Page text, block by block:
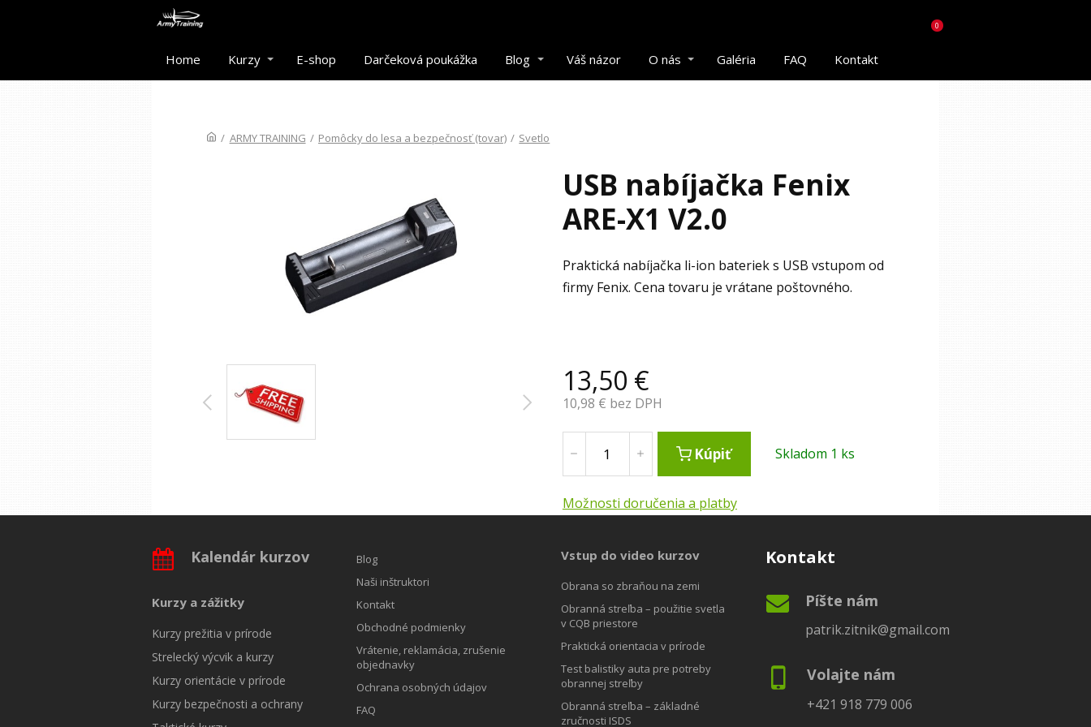
0
Home Kurzy E-shop Darčeková poukážka Blog Váš názor O nás Galéria FAQ Kontakt
/ ARMY TRAINING / Pomôcky do lesa a bezpečnosť (tovar) / Svetlo
USB nabíjačka Fenix
ARE-X1 V2.0
Praktická nabíjačka li-ion bateriek s USB vstupom od
firmy Fenix. Cena tovaru je vrátane poštovného.
13,50 €
10,98 € bez DPH
Kúpiť Skladom 1 ks
Možnosti doručenia a platby
Kalendár kurzov
Kurzy a zážitky
Kurzy prežitia v prírode
Strelecký výcvik a kurzy
Kurzy orientácie v prírode
Kurzy bezpečnosti a ochrany
Blog
Naši inštruktori
Kontakt
Obchodné podmienky
Vrátenie, reklamácia, zrušenie
objednavky
Ochrana osobných údajov
FAQ
Vstup do video kurzov
Obrana so zbraňou na zemi
Obranná streľba – použitie svetla
v CQB priestore
Praktická orientacia v prírode
Test balistiky auta pre potreby
obrannej streľby
Obranná streľba – základné
zručnosti ISDS
Kontakt
Píšte nám
patrik.zitnik@gmail.com
Volajte nám
+421 918 779 006